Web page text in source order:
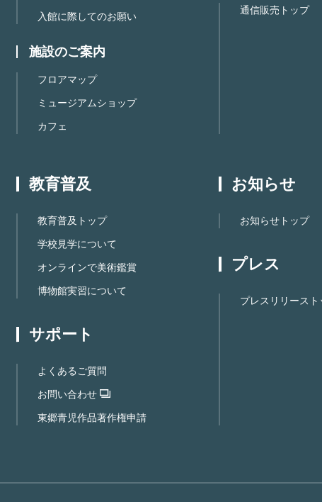
入館に際してのお願い
施設のご案内
フロアマップ
ミュージアムショップ
カフェ
通信販売トップ
教育普及
教育普及トップ
学校見学について
オンラインで美術鑑賞
博物館実習について
サポート
よくあるご質問
お問い合わせ
東郷⻘児作品著作権申請
お知らせ
お知らせトップ
プレス
プレスリリースト